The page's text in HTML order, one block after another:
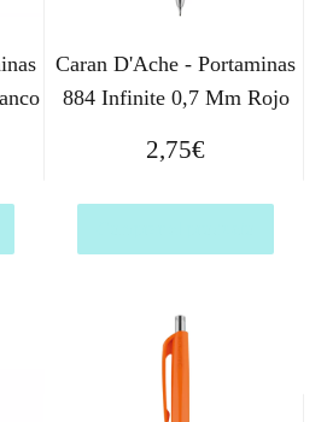
Caran D'Ache - Portaminas
884 Infinite 0,7 Mm Rojo
2,75€